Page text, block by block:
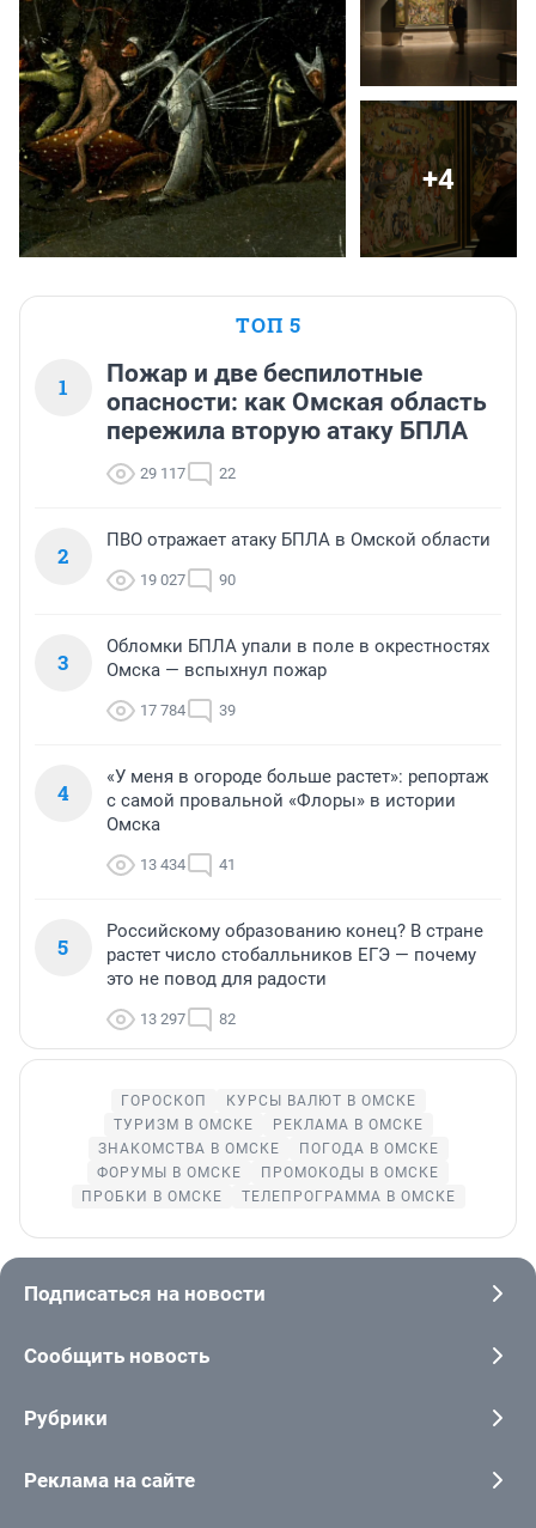
+4
ТОП 5
1
Пожар и две беспилотные
опасности: как Омская область
пережила вторую атаку БПЛА
29 117 22
2
ПВО отражает атаку БПЛА в Омской области
19 027 90
3
Обломки БПЛА упали в поле в окрестностях
Омска — вспыхнул пожар
17 784 39
4
«У меня в огороде больше растет»: репортаж
с самой провальной «Флоры» в истории
Омска
13 434 41
5
Российскому образованию конец? В стране
растет число стобалльников ЕГЭ — почему
это не повод для радости
13 297 82
ГОРОСКОП
КУРСЫ ВАЛЮТ В ОМСКЕ
ТУРИЗМ В ОМСКЕ
РЕКЛАМА В ОМСКЕ
ЗНАКОМСТВА В ОМСКЕ
ПОГОДА В ОМСКЕ
ФОРУМЫ В ОМСКЕ
ПРОМОКОДЫ В ОМСКЕ
ПРОБКИ В ОМСКЕ
ТЕЛЕПРОГРАММА В ОМСКЕ
Подписаться на новости
Сообщить новость
Рубрики
Реклама на сайте